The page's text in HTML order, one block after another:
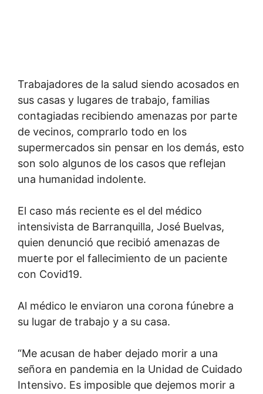
Trabajadores de la salud siendo acosados en
sus casas y lugares de trabajo, familias
contagiadas recibiendo amenazas por parte
de vecinos, comprarlo todo en los
supermercados sin pensar en los demás, esto
son solo algunos de los casos que reflejan
una humanidad indolente.
El caso más reciente es el del médico
intensivista de Barranquilla, José Buelvas,
quien denunció que recibió amenazas de
muerte por el fallecimiento de un paciente
con Covid19.
Al médico le enviaron una corona fúnebre a
su lugar de trabajo y a su casa.
“Me acusan de haber dejado morir a una
señora en pandemia en la Unidad de Cuidado
Intensivo. Es imposible que dejemos morir a